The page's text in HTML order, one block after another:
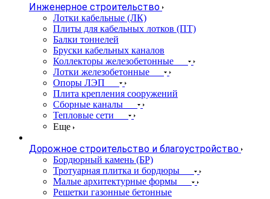
Инженерное строительство
Лотки кабельные (ЛК)
Плиты для кабельных лотков (ПТ)
Балки тоннелей
Бруски кабельных каналов
Коллекторы железобетонные
Лотки железобетонные
Опоры ЛЭП
Плита крепления сооружений
Сборные каналы
Тепловые сети
Еще
Дорожное строительство и благоустройство
Бордюрный камень (БР)
Тротуарная плитка и бордюры
Малые архитектурные формы
Решетки газонные бетонные